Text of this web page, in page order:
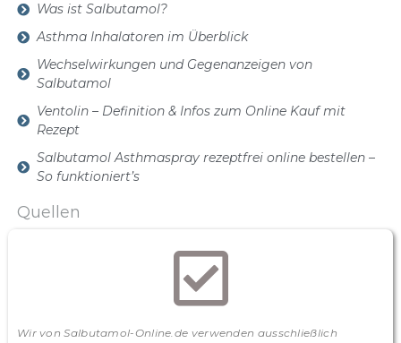
Was ist Salbutamol?
Asthma Inhalatoren im Überblick
Wechselwirkungen und Gegenanzeigen von
Salbutamol
Ventolin – Definition & Infos zum Online Kauf mit
Rezept
Salbutamol Asthmaspray rezeptfrei online bestellen –
So funktioniert’s
Quellen
Wir von Salbutamol-Online.de verwenden ausschließlich